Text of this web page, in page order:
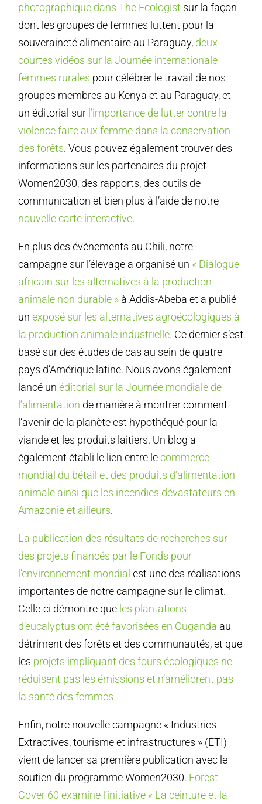
photographique dans The Ecologist sur la façon
dont les groupes de femmes luttent pour la
souveraineté alimentaire au Paraguay, deux
courtes vidéos sur la Journée internationale
femmes rurales pour célébrer le travail de nos
groupes membres au Kenya et au Paraguay, et
un éditorial sur l’importance de lutter contre la
violence faite aux femme dans la conservation
des forêts. Vous pouvez également trouver des
informations sur les partenaires du projet
Women2030, des rapports, des outils de
communication et bien plus à l’aide de notre
nouvelle carte interactive.
En plus des événements au Chili, notre
campagne sur l’élevage a organisé un « Dialogue
africain sur les alternatives à la production
animale non durable » à Addis-Abeba et a publié
unexposé sur les alternatives agroécologiques à
la production animale industrielle. Ce dernier s’est
basé sur des études de cas au sein de quatre
pays d’Amérique latine. Nous avons également
lancé unéditorial sur la Journée mondiale de
l’alimentation de manière à montrer comment
l’avenir de la planète est hypothéqué pour la
viande et les produits laitiers. Un blog a
également établi le lien entre lecommerce
mondial du bétail et des produits d’alimentation
animale ainsi que les incendies dévastateurs en
Amazonie et ailleurs.
La publication des résultats de recherches sur
des projets financés par le Fonds pour
l’environnement mondial est une des réalisations
importantes de notre campagne sur le climat.
Celle-ci démontre que les plantations
d’eucalyptus ont été favorisées en Ouganda au
détriment des forêts et des communautés, et que
les projets impliquant des fours écologiques ne
réduisent pas les émissions et n’améliorent pas
la santé des femmes.
Enfin, notre nouvelle campagne « Industries
Extractives, tourisme et infrastructures » (ETI)
vient de lancer sa première publication avec le
soutien du programme Women2030. Forest
Cover 60 examine l’initiative « La ceinture et la